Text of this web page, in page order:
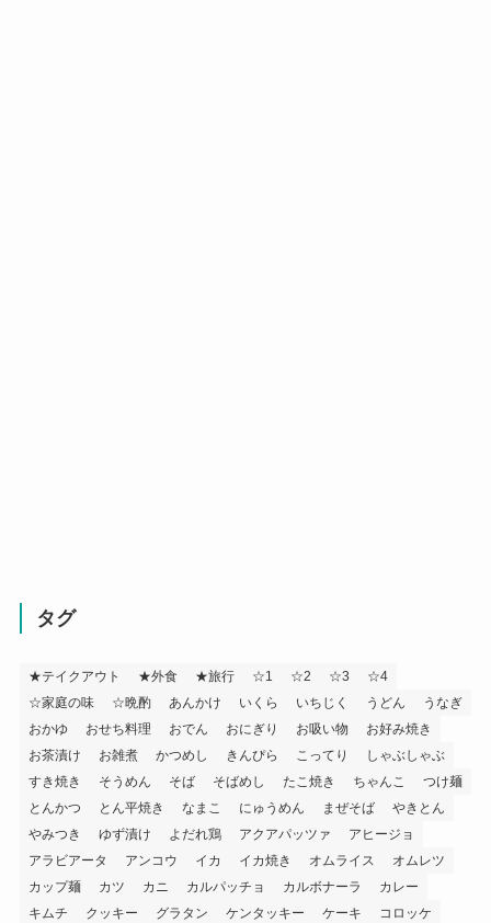
タグ
★テイクアウト ★外食 ★旅行 ☆1 ☆2 ☆3
☆4
☆家庭の味
☆晩酌 あんかけ いくら いちじく うどん
うなぎ
おかゆ
おせち料理 おでん おにぎり お吸い物
お好み焼き
お茶漬け
お雑煮 かつめし きんぴら こってり
しゃぶしゃぶ
すき焼き
そうめん そば そばめし たこ焼き ちゃんこ
つけ麺
とんかつ
とん平焼き なまこ にゅうめん まぜそば
やきとん
やみつき
ゆず漬け よだれ鶏 アクアパッツァ
アヒージョ
アラビアータ
アンコウ イカ イカ焼き オムライス
オムレツ
カップ麺
カツ カニ カルパッチョ カルボナーラ
カレー
キムチ
クッキー グラタン ケンタッキー ケーキ
コロッケ